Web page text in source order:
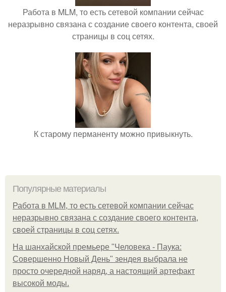
Работа в MLM, то есть сетевой компании сейчас
неразрывно связана с создание своего контента, своей
страницы в соц сетях.
К старому перманенту можно привыкнуть.
Популярные материалы
Работа в MLM, то есть сетевой компании сейчас
неразрывно связана с создание своего контента,
своей страницы в соц сетях.
На шанхайской премьере "Человека - Паука:
Совершенно Новый День" зендея выбрала не
просто очередной наряд, а настоящий артефакт
высокой моды.